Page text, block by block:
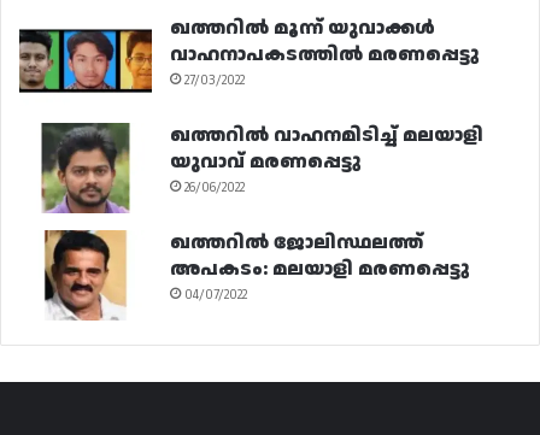
ഖത്തറിൽ മൂന്ന് യുവാക്കൾ
വാഹനാപകടത്തിൽ മരണപ്പെട്ടു
27/03/2022
ഖത്തറിൽ വാഹനമിടിച്ച് മലയാളി
യുവാവ് മരണപ്പെട്ടു
26/06/2022
ഖത്തറിൽ ജോലിസ്ഥലത്ത്
അപകടം: മലയാളി മരണപ്പെട്ടു
04/07/2022